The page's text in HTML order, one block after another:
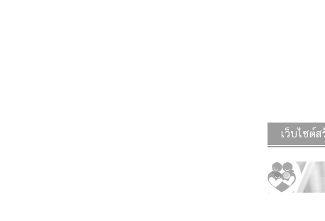
เว็บไซต์ส